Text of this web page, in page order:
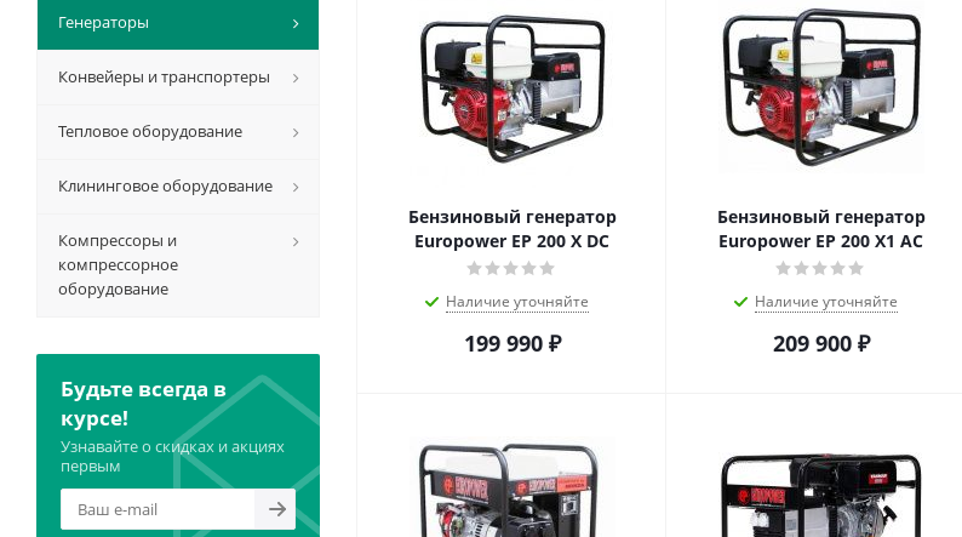
Бензиновый генератор
Europower ЕР 200 Х DC
Наличие уточняйте
199 990₽
Бензиновый генератор
Europower ЕР 200 Х1 AC
Наличие уточняйте
209 900₽
Генераторы
Конвейеры и транспортеры
Тепловое оборудование
Клининговое оборудование
Компрессоры и
компрессорное
оборудование
Будьте всегда в
курсе!
Узнавайте о скидках и акциях
первым